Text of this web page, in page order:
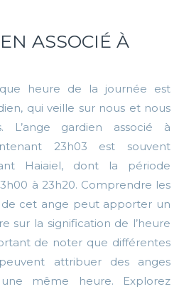
ASSOCIÉ À
heure de la journée est
qui veille sur nous et nous
L’ange gardien associé à
23h03 est souvent
Haiaiel, dont la période
à 23h20. Comprendre les
cet ange peut apporter un
sur la signification de l’heure
de noter que différentes
attribuer des anges
même heure. Explorez